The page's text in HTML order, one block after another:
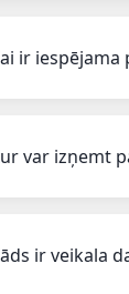
ir iespējama
var izņemt
ir veikala